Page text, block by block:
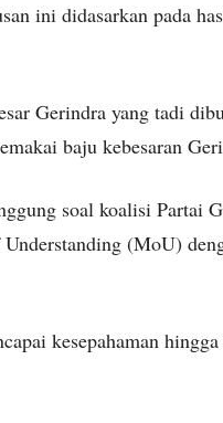
ini didasarkan pada
Gerindra yang tadi
baju kebesaran
soal koalisi Partai
(MoU)
kesepahaman